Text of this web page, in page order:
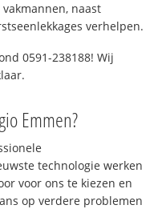
naast
verhelpen.
0591-238188! Wij
Emmen?
technologie werken
voor ons te kiezen en
op verdere problemen